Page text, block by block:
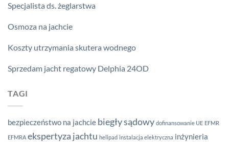
Specjalista ds. żeglarstwa
Osmoza na jachcie
Koszty utrzymania skutera wodnego
Sprzedam jacht regatowy Delphia 24OD
TAGI
bezpieczeństwo na jachcie biegły sądowy dofinansowanie UE EFMR
EFMRA ekspertyza jachtu helipad instalacja elektryczna inżynieria